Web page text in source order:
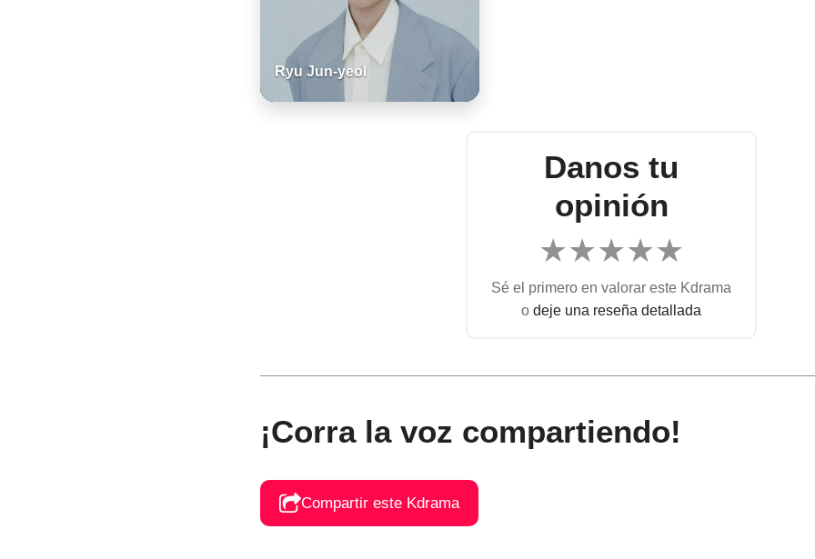
Ryu Jun-yeol
Danos tu
opinión
★★★★★
Sé el primero en valorar este Kdrama
o deje una reseña detallada
¡Corra la voz compartiendo!
Compartir este Kdrama